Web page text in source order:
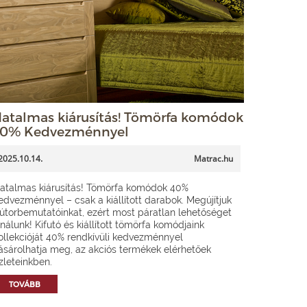
kiárusítás! Tömörfa komódok
Kedvezménnyel
Matrac.hu
kiárusítás! Tömörfa komódok 40%
– csak a kiállított darabok. Megújítjuk
ezért most páratlan lehetőséget
Kifutó és kiállított tömörfa komódjaink
40% rendkívüli kedvezménnyel
meg, az akciós termékek elérhetőek
TOVÁBB